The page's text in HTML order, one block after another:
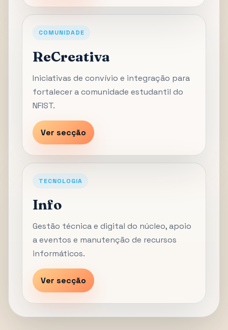
COMUNIDADE
ReCreativa
Iniciativas de convívio e integração para
fortalecer a comunidade estudantil do
NFIST.
Ver secção
TECNOLOGIA
Info
Gestão técnica e digital do núcleo, apoio
a eventos e manutenção de recursos
informáticos.
Ver secção